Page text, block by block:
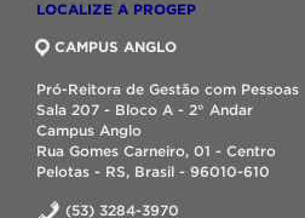
LOCALIZE A PROGEP
CAMPUS ANGLO
Pró-Reitora de Gestão com Pessoas
Sala 207 - Bloco A - 2° Andar
Campus Anglo
Rua Gomes Carneiro, 01 - Centro
Pelotas - RS, Brasil - 96010-610
(53) 3284-3970